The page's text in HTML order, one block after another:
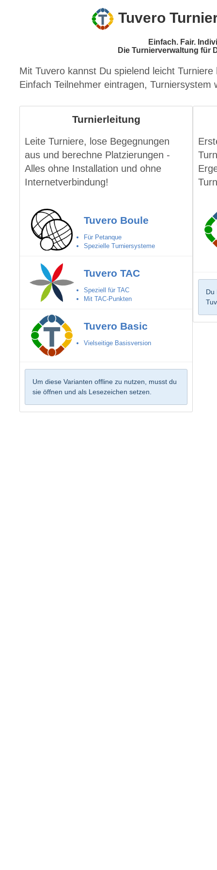
Tuvero
Einfach. Fair.
Die Turnierverwaltung für
Mit Tuvero kannst Du spielend leicht Turniere
Einfach Teilnehmer eintragen, Turniersystem
Turnierleitung
Leite Turniere, lose Begegnungen
aus und berechne Platzierungen -
Alles ohne Installation und ohne
Internetverbindung!
Tuvero Boule
Für Petanque
Spezielle Turniersysteme
Tuvero TAC
Speziell für TAC
Mit TAC-Punkten
Tuvero Basic
Vielseitige Basisversion
Um diese Varianten offline zu nutzen, musst du
sie öffnen und als Lesezeichen setzen.
Du